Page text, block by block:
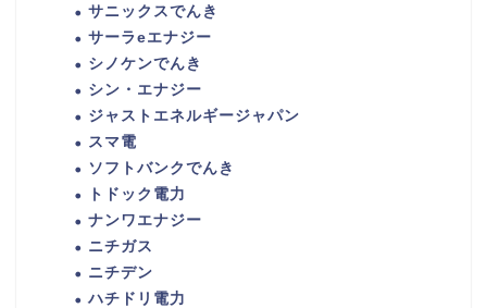
サニックスでんき
サーラeエナジー
シノケンでんき
シン・エナジー
ジャストエネルギージャパン
スマ電
ソフトバンクでんき
トドック電力
ナンワエナジー
ニチガス
ニチデン
ハチドリ電力